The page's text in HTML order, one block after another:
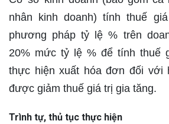
nhân kinh doanh) tính thuế
phương pháp tỷ lệ % trên
20% mức tỷ lệ % để tính thuế
thực hiện xuất hóa đơn đối với
được giảm thuế giá trị gia tăng.
Trình tự, thủ tục thực hiện